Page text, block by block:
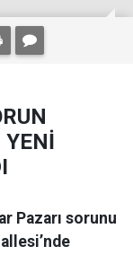
YENİ
Pazarı sorunu